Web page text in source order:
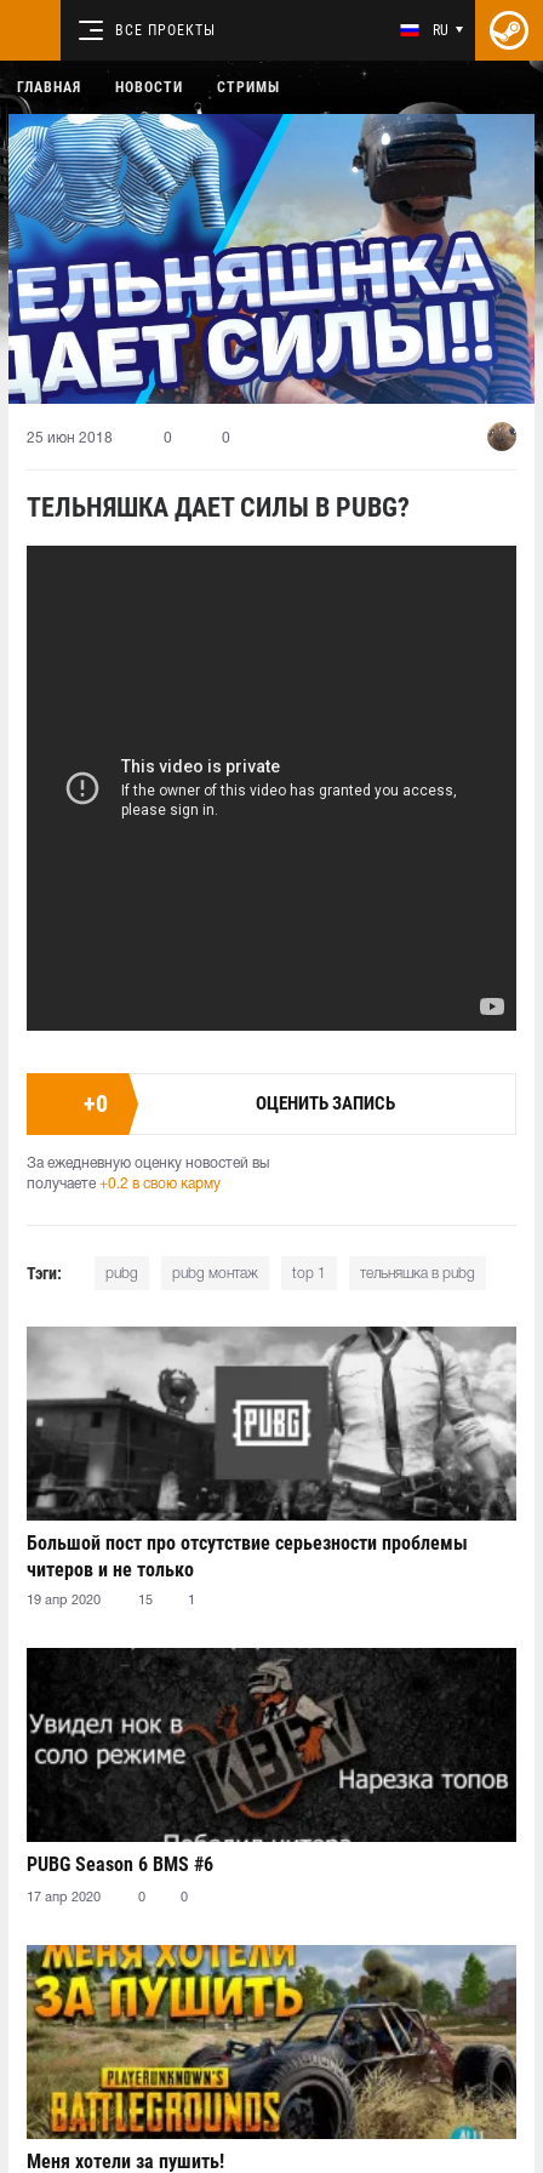
ВСЕ ПРОЕКТЫ RU
ГЛАВНАЯ НОВОСТИ СТРИМЫ
25 июн 2018 0 0
ТЕЛЬНЯШКА ДАЕТ СИЛЫ В PUBG?
+0 ОЦЕНИТЬ ЗАПИСЬ
За ежедневную оценку новостей вы
получаете +0.2 в свою карму
Тэги: pubg pubg монтаж top 1 тельняшка в pubg
Большой пост про отсутствие серьезности проблемы
читеров и не только
19 апр 2020 15 1
PUBG Season 6 BMS #6
17 апр 2020 0 0
Меня хотели за пушить!